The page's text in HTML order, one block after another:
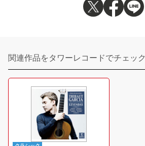
関連作品をタワーレコードでチェック